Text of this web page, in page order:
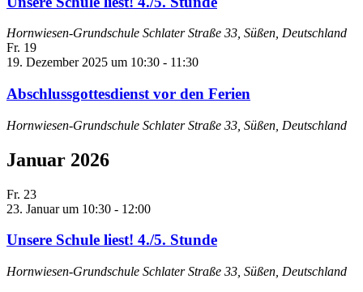
Hornwiesen-Grundschule Schlater Straße 33, Süßen, Deutschland
Fr. 19
19. Dezember 2025 um 10:30 - 11:30
Abschlussgottesdienst vor den Ferien
Hornwiesen-Grundschule Schlater Straße 33, Süßen, Deutschland
Januar 2026
Fr. 23
23. Januar um 10:30 - 12:00
Unsere Schule liest! 4./5. Stunde
Hornwiesen-Grundschule Schlater Straße 33, Süßen, Deutschland